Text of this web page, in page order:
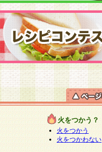
火をつかう？
火をつかう
火をつかわない